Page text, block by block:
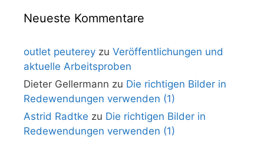
Neueste Kommentare
outlet peuterey zu Veröffentlichungen und
aktuelle Arbeitsproben
Dieter Gellermann zu Die richtigen Bilder in
Redewendungen verwenden (1)
Astrid Radtke zu Die richtigen Bilder in
Redewendungen verwenden (1)